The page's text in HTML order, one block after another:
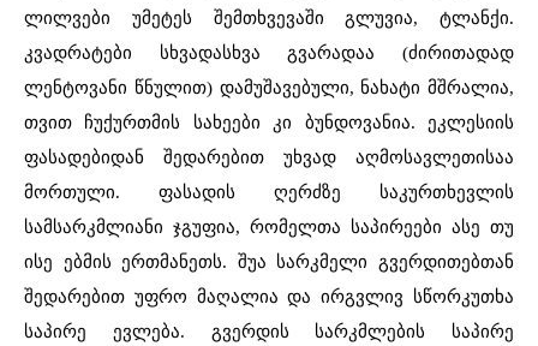
ლილვები უმეტეს შემთხვევაში გლუვია, ტლანქი.
კვადრატები სხვადასხვა გვარადაა (ძირითადად
ლენტოვანი წნულით) დამუშავებული, ნახატი მშრალია,
თვით ჩუქურთმის სახეები კი ბუნდოვანია. ეკლესიის
ფასადებიდან შედარებით უხვად აღმოსავლეთისაა
მორთული. ფასადის ღერძზე საკურთხევლის
სამსარკმლიანი ჯგუფია, რომელთა საპირეები ასე თუ
ისე ებმის ერთმანეთს. შუა სარკმელი გვერდითებთან
შედარებით უფრო მაღალია და ირგვლივ სწორკუთხა
საპირე ევლება. გვერდის სარკმლების საპირე